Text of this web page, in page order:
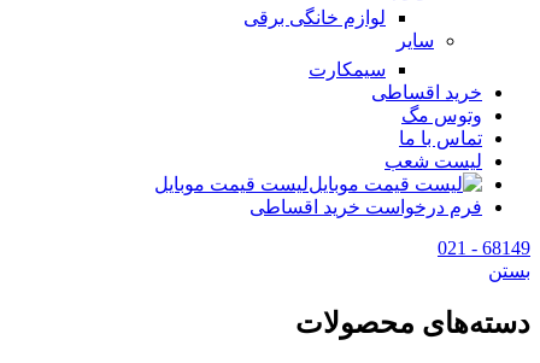
لوازم خانگی برقی
سایر
سیمکارت
خرید اقساطی
وتوس مگ
تماس با ما
لیست شعب
لیست قیمت موبایل
فرم درخواست خرید اقساطی
68149 - 021
بستن
دسته‌های محصولات